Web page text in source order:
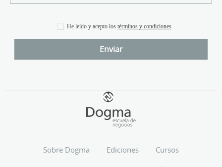
He leído y acepto los términos y condiciones
Sobre Dogma Ediciones
Cursos